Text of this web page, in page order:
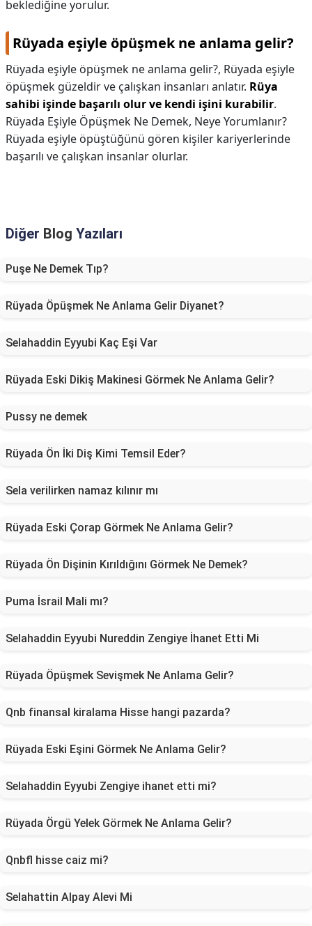
beklediğine yorulur.
Rüyada eşiyle öpüşmek ne anlama gelir?
Rüyada eşiyle öpüşmek ne anlama gelir?, Rüyada eşiyle
öpüşmek güzeldir ve çalışkan insanları anlatır. Rüya
sahibi işinde başarılı olur ve kendi işini kurabilir.
Rüyada Eşiyle Öpüşmek Ne Demek, Neye Yorumlanır?
Rüyada eşiyle öpüştüğünü gören kişiler kariyerlerinde
başarılı ve çalışkan insanlar olurlar.
Diğer Blog Yazıları
Puşe Ne Demek Tıp?
Rüyada Öpüşmek Ne Anlama Gelir Diyanet?
Selahaddin Eyyubi Kaç Eşi Var
Rüyada Eski Dikiş Makinesi Görmek Ne Anlama Gelir?
Pussy ne demek
Rüyada Ön İki Diş Kimi Temsil Eder?
Sela verilirken namaz kılınır mı
Rüyada Eski Çorap Görmek Ne Anlama Gelir?
Rüyada Ön Dişinin Kırıldığını Görmek Ne Demek?
Puma İsrail Mali mı?
Selahaddin Eyyubi Nureddin Zengiye İhanet Etti Mi
Rüyada Öpüşmek Sevişmek Ne Anlama Gelir?
Qnb finansal kiralama Hisse hangi pazarda?
Rüyada Eski Eşini Görmek Ne Anlama Gelir?
Selahaddin Eyyubi Zengiye ihanet etti mi?
Rüyada Örgü Yelek Görmek Ne Anlama Gelir?
Qnbfl hisse caiz mi?
Selahattin Alpay Alevi Mi